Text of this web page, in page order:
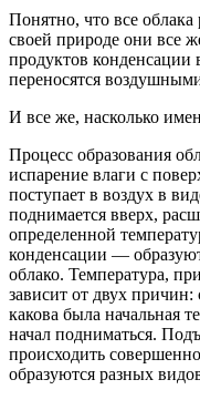
Понятно, что все
своей природе они все
продуктов конденсации
переносятся
И все же, насколько
Процесс образования
испарение влаги с
поступает в воздух в
поднимается вверх,
определенной
конденсации —
облако. Температура,
зависит от двух причин:
какова была начальная
начал подниматься.
происходить
образуются разных